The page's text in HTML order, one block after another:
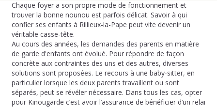
Chaque foyer a son propre mode de fonctionnement et
trouver la bonne nounou est parfois délicat. Savoir à qui
confier ses enfants à Rillieux-la-Pape peut vite devenir un
véritable casse-tête.
Au cours des années, les demandes des parents en matière
de garde d'enfants ont évolué. Pour répondre de façon
concrète aux contraintes des uns et des autres, diverses
solutions sont proposées. Le recours à une baby-sitter, en
particulier lorsque les deux parents travaillent ou sont
séparés, peut se révéler nécessaire. Dans tous les cas, opter
pour Kinougarde c’est avoir l’assurance de bénéficier d’un relai